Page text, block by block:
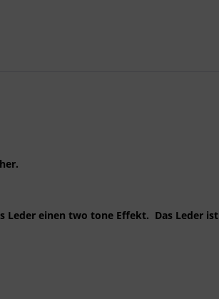
Leder einen two tone Effekt. Das Leder ist